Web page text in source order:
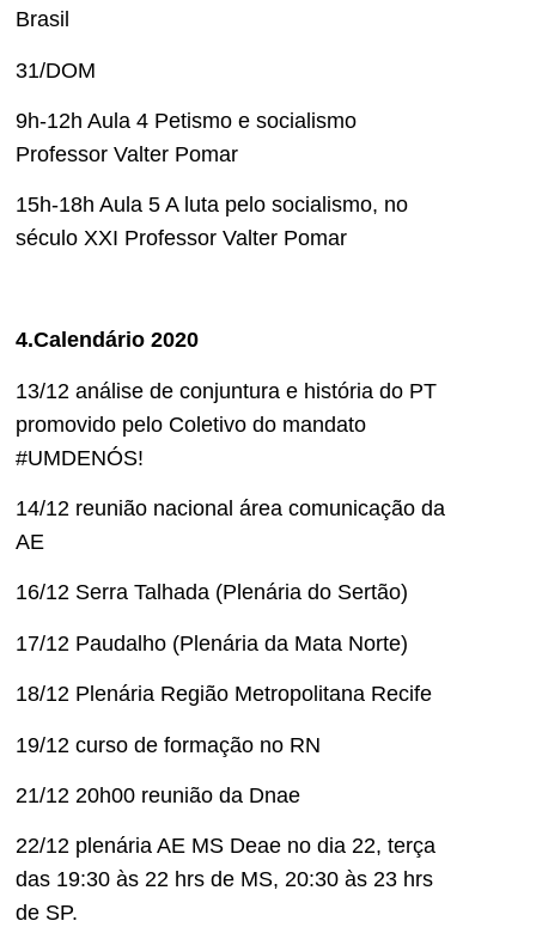
Brasil
31/DOM
9h-12h Aula 4 Petismo e socialismo
Professor Valter Pomar
15h-18h Aula 5 A luta pelo socialismo, no
século XXI Professor Valter Pomar
4.Calendário 2020
13/12 análise de conjuntura e história do PT
promovido pelo Coletivo do mandato
#UMDENÓS!
14/12 reunião nacional área comunicação da
AE
16/12 Serra Talhada (Plenária do Sertão)
17/12 Paudalho (Plenária da Mata Norte)
18/12 Plenária Região Metropolitana Recife
19/12 curso de formação no RN
21/12 20h00 reunião da Dnae
22/12 plenária AE MS Deae no dia 22, terça
das 19:30 às 22 hrs de MS, 20:30 às 23 hrs
de SP.